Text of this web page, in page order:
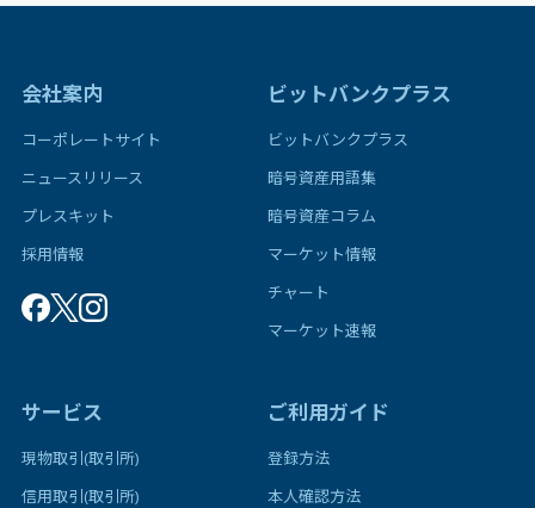
会社案内
コーポレートサイト
ニュースリリース
プレスキット
採用情報
ビットバンクプラス
ビットバンクプラス
暗号資産用語集
暗号資産コラム
マーケット情報
チャート
マーケット速報
サービス
現物取引(取引所)
信用取引(取引所)
ご利用ガイド
登録方法
本人確認方法